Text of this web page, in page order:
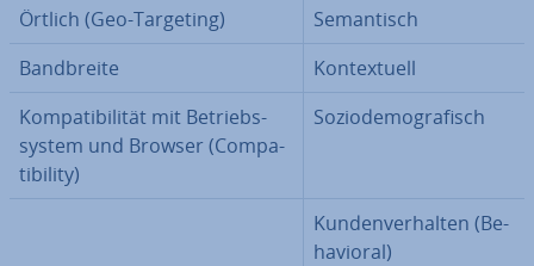
Örtlich (Geo-Targeting)
Se­man­tisch
Band­brei­te
Kon­tex­tu­ell
Kom­pa­ti­bi­li­tät mit Be­triebs­
sys­tem und Browser (Com­pa­
ti­bi­li­ty)
So­zio­de­mo­gra­fisch
Kun­den­ver­hal­ten (Be­
ha­vi­oral)